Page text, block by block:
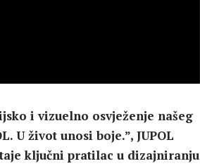
i vizuelno osvježenje našeg
U život unosi boje.”, JUPOL
ključni pratilac u dizajniranju